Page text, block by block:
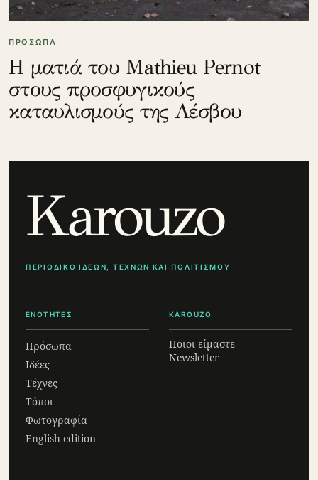
ΠΡΟΣΩΠΑ
Η ματιά του Mathieu Pernot
στους προσφυγικούς
καταυλισμούς της Λέσβου
Karouzo
ΠΕΡΙΟΔΙΚΟ ΙΔΕΩΝ, ΤΕΧΝΩΝ ΚΑΙ ΠΟΛΙΤΙΣΜΟΥ
ΕΝΟΤΗΤΕΣ
Πρόσωπα
Ιδέες
Τέχνες
Τόποι
Φωτογραφία
English edition
KAROUZO
Ποιοι είμαστε
Newsletter